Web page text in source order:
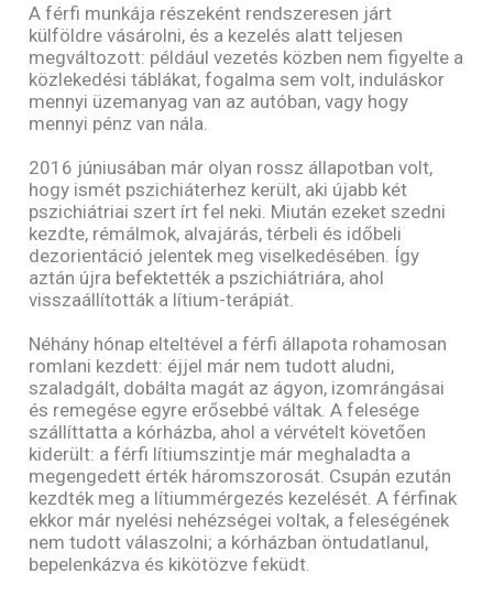
A férfi munkája részeként rendszeresen járt
külföldre vásárolni, és a kezelés alatt teljesen
megváltozott: például vezetés közben nem figyelte a
közlekedési táblákat, fogalma sem volt, induláskor
mennyi üzemanyag van az autóban, vagy hogy
mennyi pénz van nála.
2016 júniusában már olyan rossz állapotban volt,
hogy ismét pszichiáterhez került, aki újabb két
pszichiátriai szert írt fel neki. Miután ezeket szedni
kezdte, rémálmok, alvajárás, térbeli és időbeli
dezorientáció jelentek meg viselkedésében. Így
aztán újra befektették a pszichiátriára, ahol
visszaállították a lítium-terápiát.
Néhány hónap elteltével a férfi állapota rohamosan
romlani kezdett: éjjel már nem tudott aludni,
szaladgált, dobálta magát az ágyon, izomrángásai
és remegése egyre erősebbé váltak. A felesége
szállíttatta a kórházba, ahol a vérvételt követően
kiderült: a férfi lítiumszintje már meghaladta a
megengedett érték háromszorosát. Csupán ezután
kezdték meg a lítiummérgezés kezelését. A férfinak
ekkor már nyelési nehézségei voltak, a feleségének
nem tudott válaszolni; a kórházban öntudatlanul,
bepelenkázva és kikötözve feküdt.